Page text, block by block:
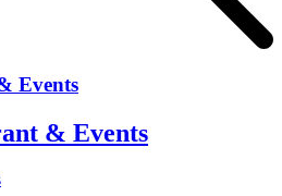
Events
& Events